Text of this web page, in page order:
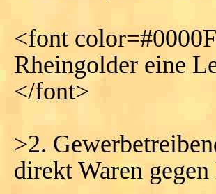
<font
Rheingolder eine
</font>
>2.
direkt Waren